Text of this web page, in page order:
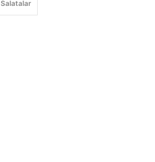
Salatalar